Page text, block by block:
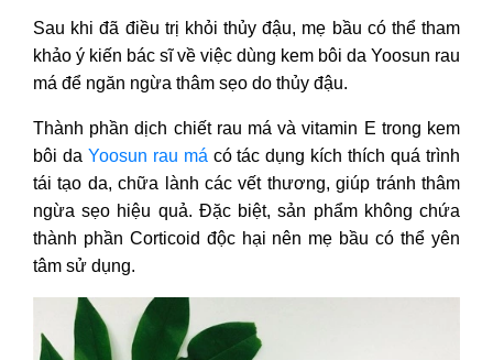
Sau khi đã điều trị khỏi thủy đậu, mẹ bầu có thể tham
khảo ý kiến bác sĩ về việc dùng kem bôi da Yoosun rau
má để ngăn ngừa thâm sẹo do thủy đậu.
Thành phần dịch chiết rau má và vitamin E trong kem
bôi da Yoosun rau má có tác dụng kích thích quá trình
tái tạo da, chữa lành các vết thương, giúp tránh thâm
ngừa sẹo hiệu quả. Đặc biệt, sản phẩm không chứa
thành phần Corticoid độc hại nên mẹ bầu có thể yên
tâm sử dụng.